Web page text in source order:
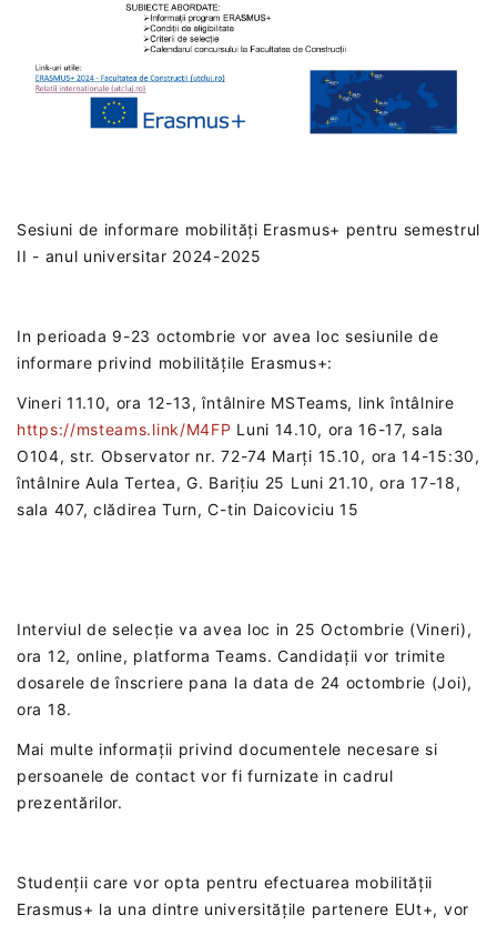
Sesiuni de informare mobilități Erasmus+ pentru semestrul
II - anul universitar 2024-2025
In perioada 9-23 octombrie vor avea loc sesiunile de
informare privind mobilitățile Erasmus+:
Vineri 11.10, ora 12-13, întâlnire MSTeams, link întâlnire
https://msteams.link/M4FP Luni 14.10, ora 16-17, sala
O104, str. Observator nr. 72-74 Marți 15.10, ora 14-15:30,
întâlnire Aula Tertea, G. Barițiu 25 Luni 21.10, ora 17-18,
sala 407, clădirea Turn, C-tin Daicoviciu 15
Interviul de selecție va avea loc in 25 Octombrie (Vineri),
ora 12, online, platforma Teams. Candidații vor trimite
dosarele de înscriere pana la data de 24 octombrie (Joi),
ora 18.
Mai multe informații privind documentele necesare si
persoanele de contact vor fi furnizate in cadrul
prezentărilor.
Studenții care vor opta pentru efectuarea mobilității
Erasmus+ la una dintre universitățile partenere EUt+, vor